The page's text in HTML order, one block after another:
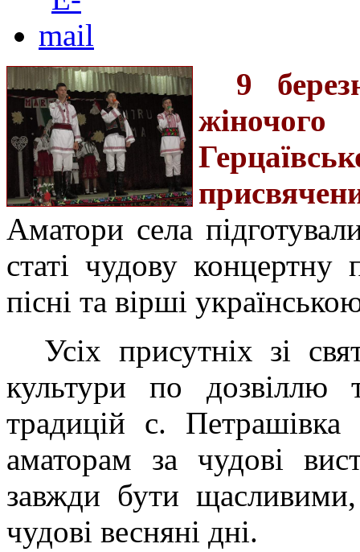
9
Аматори села
статі чудову концертну
пісні та вірші
Усіх присутніх зі
культури по дозвіллю
традицій с.
аматорам за чудові
завжди бути
чудові весняні дні.